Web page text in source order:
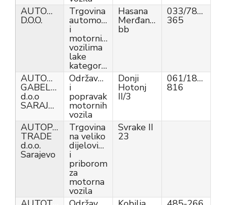
AUTOHIT
D.O.O.
Trgovina
automobilima
i
motornim
vozilima
lake
kategorije
Hasana
Merđanovića
bb
033/789-
365
AUTOHLADNJAK
GABELJIĆ
d.o.o
SARAJEVO
Održavanje
i
popravak
motornih
vozila
Donji
Hotonj
II/3
061/188-
816
AUTOPART
TRADE
d.o.o.
Sarajevo
Trgovina
na veliko
dijelovima
i
priborom
za
motorna
vozila
Svrake II
23